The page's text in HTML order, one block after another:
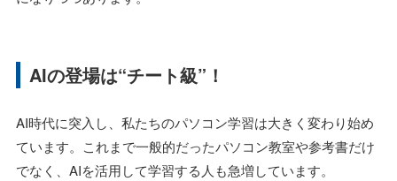
AIの登場は“チート級”！
AI時代に突入し、私たちのパソコン学習は大きく変わり始め
ています。これまで一般的だったパソコン教室や参考書だけ
でなく、AIを活用して学習する人も急増しています。